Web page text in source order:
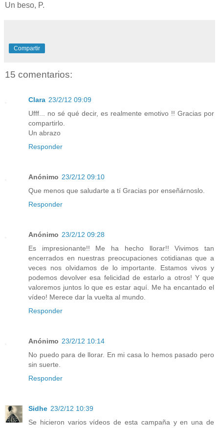
Un beso, P.
Compartir
15 comentarios:
Clara 23/2/12 09:09
Ufff... no sé qué decir, es realmente emotivo !! Gracias por
compartirlo.
Un abrazo
Responder
Anónimo 23/2/12 09:10
Que menos que saludarte a tí Gracias por enseñárnoslo.
Responder
Anónimo 23/2/12 09:28
Es impresionante!! Me ha hecho llorar!! Vivimos tan
encerrados en nuestras preocupaciones cotidianas que a
veces nos olvidamos de lo importante. Estamos vivos y
podemos devolver esa felicidad de estarlo a otros! Y que
valoremos juntos lo que es estar aquí. Me ha encantado el
vídeo! Merece dar la vuelta al mundo.
Responder
Anónimo 23/2/12 10:14
No puedo para de llorar. En mi casa lo hemos pasado pero
sin suerte.
Responder
Sidhe 23/2/12 10:39
Se hicieron varios vídeos de esta campaña y en una de